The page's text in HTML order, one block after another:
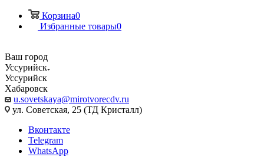
Корзина0
Избранные товары0
Ваш город
Уссурийск
Уссурийск
Хабаровск
u.sovetskaya@mirotvorecdv.ru
ул. Советская, 25 (ТД Кристалл)
Вконтакте
Telegram
WhatsApp